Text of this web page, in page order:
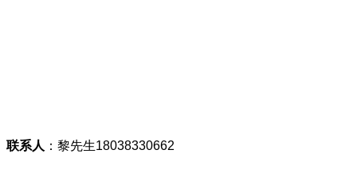
联系人 ：黎先生18038330662